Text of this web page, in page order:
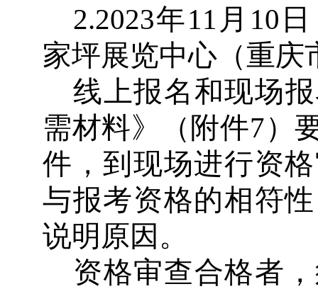
2.2023年11 月 10
家坪展览中心（重庆
线上报名和现场
需材料》（附件7）
件，到现场进行资
与报考资格的相符
说明原因。
资格审查合格者